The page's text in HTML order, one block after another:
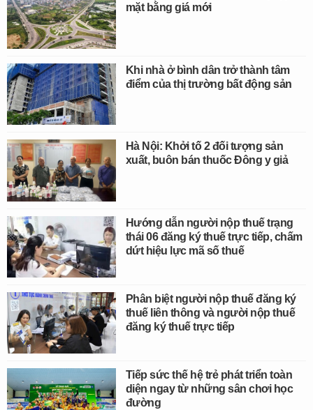
mặt bằng giá mới
Khi nhà ở bình dân trở thành tâm
điểm của thị trường bất động sản
Hà Nội: Khởi tố 2 đối tượng sản
xuất, buôn bán thuốc Đông y giả
Hướng dẫn người nộp thuế trạng
thái 06 đăng ký thuế trực tiếp, chấm
dứt hiệu lực mã số thuế
Phân biệt người nộp thuế đăng ký
thuế liên thông và người nộp thuế
đăng ký thuế trực tiếp
Tiếp sức thế hệ trẻ phát triển toàn
diện ngay từ những sân chơi học
đường